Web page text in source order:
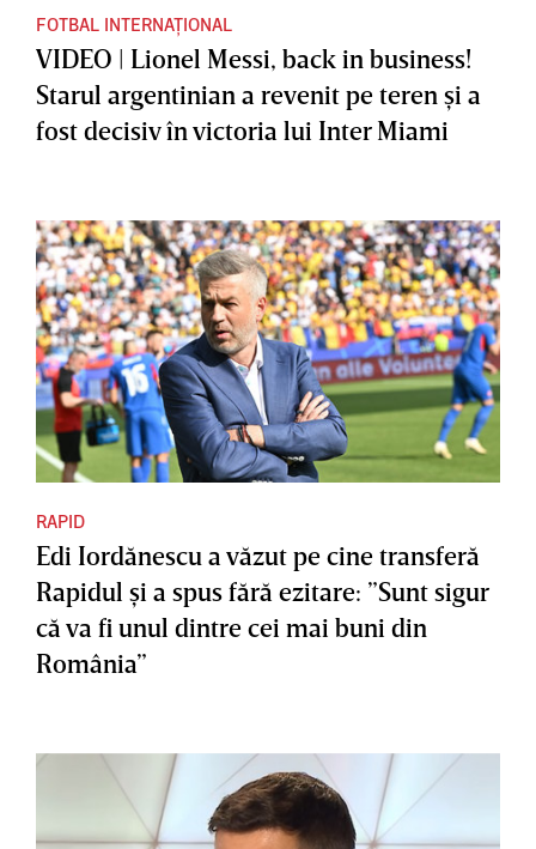
FOTBAL INTERNAȚIONAL
VIDEO | Lionel Messi, back in business!
Starul argentinian a revenit pe teren şi a
fost decisiv în victoria lui Inter Miami
RAPID
Edi Iordănescu a văzut pe cine transferă
Rapidul şi a spus fără ezitare: ”Sunt sigur
că va fi unul dintre cei mai buni din
România”